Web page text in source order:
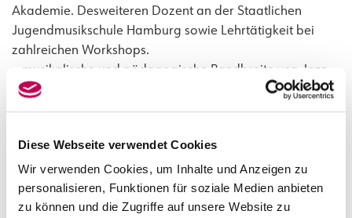
Diese Webseite verwendet Cookies
Wir verwenden Cookies, um Inhalte und Anzeigen zu
personalisieren, Funktionen für soziale Medien anbieten
zu können und die Zugriffe auf unsere Website zu
Akademie. Desweiteren Dozent an der Staatlichen
Jugendmusikschule Hamburg sowie Lehrtätigkeit bei
zahlreichen Workshops.
– musikalische und pädagogische Bandbreite von Jazz
über Improvisierte Musik, Rock, Klassik bis zu Crossover-
Projekten. Aktiv in vielen verschiedenen Jazz-Stilistiken.
Leader. Aktuell erschienen: Björn Lücker New Aquarian
Jazz Ensemble: Free From Form For Feeling.
Website:Björn Lücker (bjoernluecker.de)